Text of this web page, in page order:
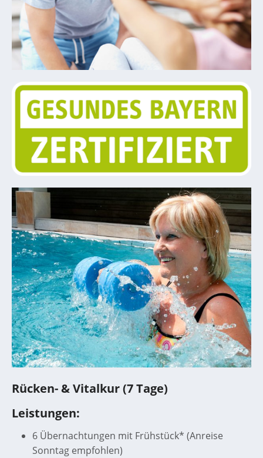
Rücken- & Vitalkur (7 Tage)
Leistungen:
6 Übernachtungen mit Frühstück* (Anreise
Sonntag empfohlen)